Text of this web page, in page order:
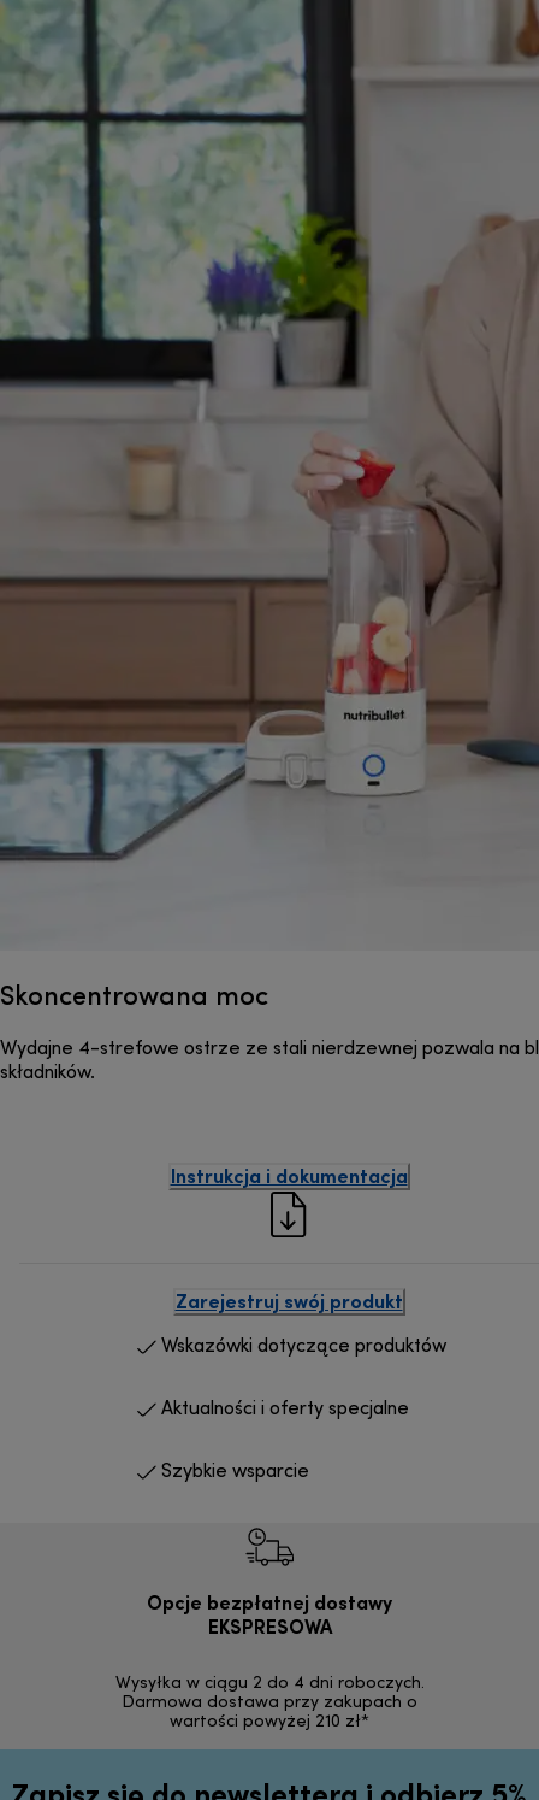
Skoncentrowana moc
Wydajne 4-strefowe ostrze ze stali nierdzewnej pozwala na
składników.
Instrukcja i dokumentacja
Zarejestruj swój produkt
Wskazówki dotyczące produktów
Aktualności i oferty specjalne
Szybkie wsparcie
Opcje bezpłatnej dostawy
EKSPRESOWA
Wysyłka w ciągu 2 do 4 dni roboczych.
Darmowa dostawa przy zakupach o
wartości powyżej 210 zł*